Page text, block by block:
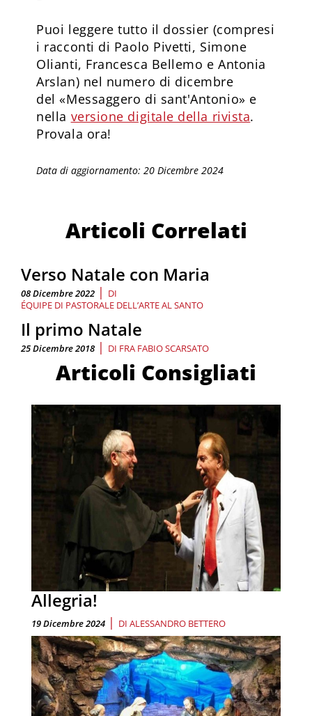
Puoi leggere tutto il dossier (compresi
i racconti di Paolo Pivetti, Simone
Olianti, Francesca Bellemo e Antonia
Arslan) nel numero di dicembre
del «Messaggero di sant'Antonio» e
nella versione digitale della rivista.
Provala ora!
Data di aggiornamento: 20 Dicembre 2024
Articoli Correlati
Verso Natale con Maria
08 Dicembre 2022 | DI
ÉQUIPE DI PASTORALE DELL’ARTE AL SANTO
Il primo Natale
25 Dicembre 2018 | DI FRA FABIO SCARSATO
Articoli Consigliati
Allegria!
19 Dicembre 2024 | DI ALESSANDRO BETTERO